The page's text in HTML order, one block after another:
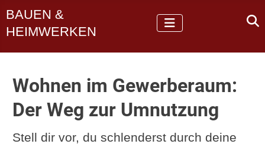
BAUEN &
HEIMWERKEN
Wohnen im Gewerberaum:
Der Weg zur Umnutzung
Stell dir vor, du schlenderst durch deine